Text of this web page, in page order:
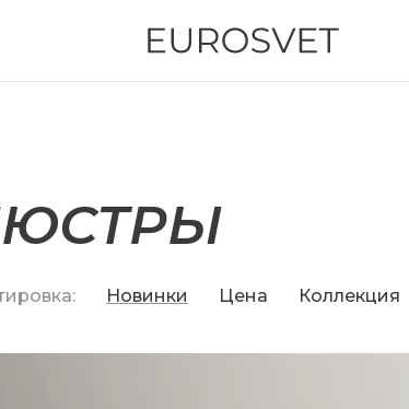
Новинки Цена Коллекция